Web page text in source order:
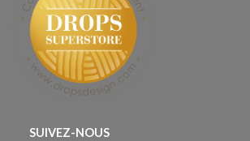
SUIVEZ-NOUS